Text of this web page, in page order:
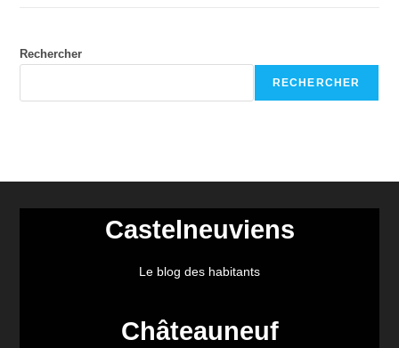
Rechercher
RECHERCHER
Castelneuviens
Le blog des habitants
Châteauneuf